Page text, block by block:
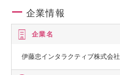
企業情報
企業名
伊藤忠インタラクティブ株式会社